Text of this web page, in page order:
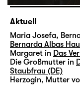
Aktuell
Maria Josefa,
Bernarda Albas
Margaret in Das
Die Großmutter in
Staubfrau (DE)
Herzogin, Mutter